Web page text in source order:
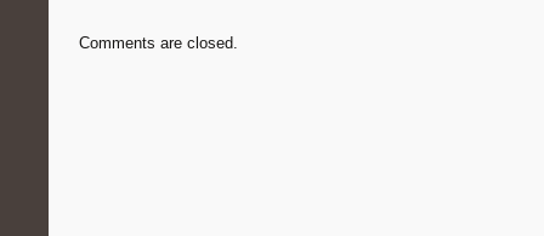
Comments are closed.